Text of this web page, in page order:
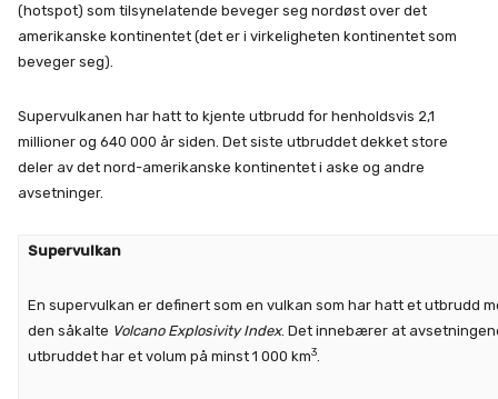
(hotspot) som tilsynelatende beveger seg nordøst over det
amerikanske kontinentet (det er i virkeligheten kontinentet som
beveger seg).
Supervulkanen har hatt to kjente utbrudd for henholdsvis 2,1
millioner og 640 000 år siden. Det siste utbruddet dekket store
deler av det nord-amerikanske kontinentet i aske og andre
avsetninger.
Supervulkan
En supervulkan er definert som en vulkan som har hatt et utbrudd
den såkalte Volcano Explosivity Index. Det innebærer at
utbruddet har et volum på minst 1 000 km3